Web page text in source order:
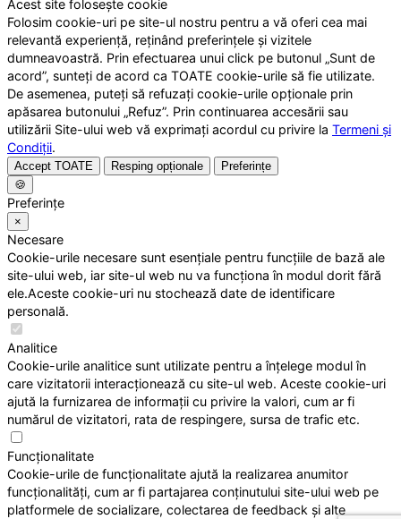
Acest site folosește cookie
Folosim cookie-uri pe site-ul nostru pentru a vă oferi cea mai
relevantă experiență, reținând preferințele și vizitele
dumneavoastră. Prin efectuarea unui click pe butonul „Sunt de
acord”, sunteți de acord ca TOATE cookie-urile să fie utilizate.
De asemenea, puteți să refuzați cookie-urile opționale prin
apăsarea butonului „Refuz”. Prin continuarea accesării sau
utilizării Site-ului web vă exprimați acordul cu privire la Termeni și
Condiții.
Accept TOATE Resping opționale
Preferințe
🍪
Preferințe
×
Necesare
Cookie-urile necesare sunt esențiale pentru funcțiile de bază ale
site-ului web, iar site-ul web nu va funcționa în modul dorit fără
ele.Aceste cookie-uri nu stochează date de identificare
personală.
Analitice
Cookie-urile analitice sunt utilizate pentru a înțelege modul în
care vizitatorii interacționează cu site-ul web. Aceste cookie-uri
ajută la furnizarea de informații cu privire la valori, cum ar fi
numărul de vizitatori, rata de respingere, sursa de trafic etc.
Funcționalitate
Cookie-urile de funcționalitate ajută la realizarea anumitor
funcționalități, cum ar fi partajarea conținutului site-ului web pe
platformele de socializare, colectarea de feedback și alte